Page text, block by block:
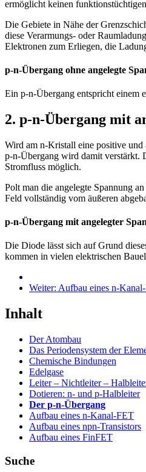
ermöglicht keinen
Die Gebiete in Nähe der
diese Verarmungs- oder
Elektronen zum Erliegen, die
p-n-Übergang ohne angelegte
Ein p-n-Übergang entspricht einem
2. p-n-Übergang mit
Wird am n-Kristall eine positive und
p-n-Übergang wird damit verstärkt.
Stromfluss möglich.
Polt man die angelegte Spannung
Feld vollständig vom äußeren
p-n-Übergang mit angelegter
Die Diode lässt sich auf Grund
kommen in vielen elektrischen
Weiter: Aufbau eines n-
Inhalt
Der Atombau
Das Periodensystem der
Chemische Bindungen
Edelgase
Leiter – Nichtleiter –
Dotieren: n- und p-Halbleiter
Der p-n-Übergang
Aufbau eines n-Kanal-FET
Aufbau eines npn-Transistors
Aufbau eines FinFET
Suche